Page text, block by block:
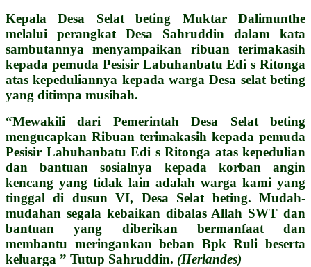
Kepala Desa Selat beting Muktar Dalimunthe
melalui perangkat Desa Sahruddin dalam kata
sambutannya menyampaikan ribuan terimakasih
kepada pemuda Pesisir Labuhanbatu Edi s Ritonga
atas kepeduliannya kepada warga Desa selat beting
yang ditimpa musibah.
“Mewakili dari Pemerintah Desa Selat beting
mengucapkan Ribuan terimakasih kepada pemuda
Pesisir Labuhanbatu Edi s Ritonga atas kepedulian
dan bantuan sosialnya kepada korban angin
kencang yang tidak lain adalah warga kami yang
tinggal di dusun VI, Desa Selat beting. Mudah-
mudahan segala kebaikan dibalas Allah SWT dan
bantuan yang diberikan bermanfaat dan
membantu meringankan beban Bpk Ruli beserta
keluarga ” Tutup Sahruddin. (Herlandes)